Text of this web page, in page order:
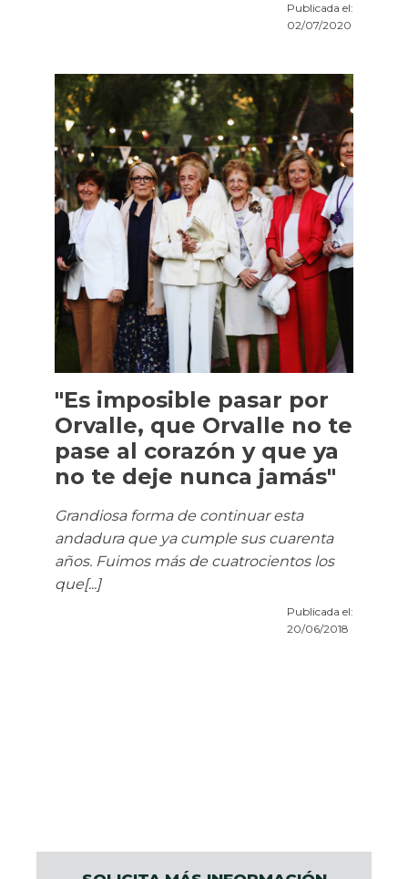
Publicada el:
02/07/2020
"Es imposible pasar por
Orvalle, que Orvalle no te
pase al corazón y que ya
no te deje nunca jamás"
Grandiosa forma de continuar esta
andadura que ya cumple sus cuarenta
años. Fuimos más de cuatrocientos los
que[...]
Publicada el:
20/06/2018